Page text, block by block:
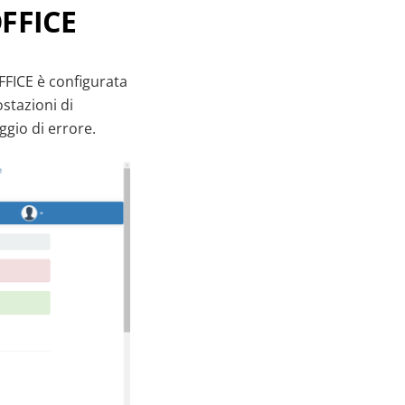
è configurata
di
di errore.